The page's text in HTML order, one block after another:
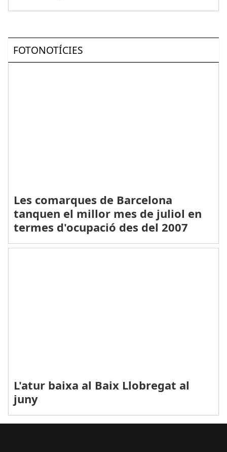
FOTONOTÍCIES
Les comarques de Barcelona
tanquen el millor mes de juliol en
termes d'ocupació des del 2007
L'atur baixa al Baix Llobregat al
juny